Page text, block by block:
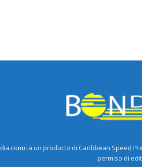
ta un producto di Caribbean Speed
permiso di